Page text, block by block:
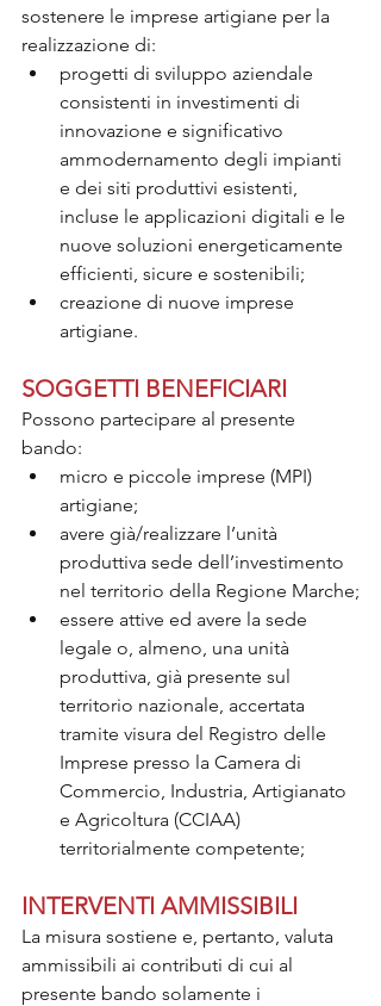
sostenere le imprese artigiane per la
realizzazione di:
progetti di sviluppo aziendale
consistenti in investimenti di
innovazione e significativo
ammodernamento degli impianti
e dei siti produttivi esistenti,
incluse le applicazioni digitali e le
nuove soluzioni energeticamente
efficienti, sicure e sostenibili;
creazione di nuove imprese
artigiane.
SOGGETTI BENEFICIARI
Possono partecipare al presente
bando:
micro e piccole imprese (MPI)
artigiane;
avere già/realizzare l’unità
produttiva sede dell’investimento
nel territorio della Regione Marche;
essere attive ed avere la sede
legale o, almeno, una unità
produttiva, già presente sul
territorio nazionale, accertata
tramite visura del Registro delle
Imprese presso la Camera di
Commercio, Industria, Artigianato
e Agricoltura (CCIAA)
territorialmente competente;
INTERVENTI AMMISSIBILI
La misura sostiene e, pertanto, valuta
ammissibili ai contributi di cui al
presente bando solamente i